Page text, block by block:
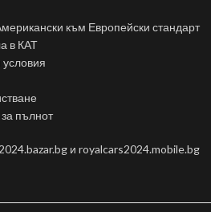
към Европейски стандарт
в КАТ
пълнот
и royalcars2024.mobile.bg